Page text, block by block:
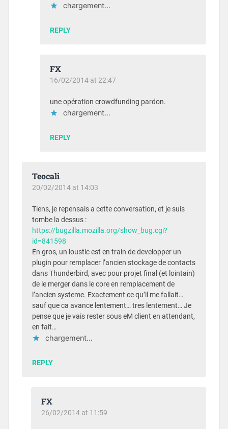
chargement…
REPLY
FX
16/02/2014 at 22:47
une opération crowdfunding pardon.
chargement…
REPLY
Teocali
20/02/2014 at 14:03
Tiens, je repensais a cette conversation, et je suis
tombe la dessus :
https://bugzilla.mozilla.org/show_bug.cgi?
id=841598
En gros, un loustic est en train de developper un
plugin pour remplacer l’ancien stockage de contacts
dans Thunderbird, avec pour projet final (et lointain)
de le merger dans le core en remplacement de
l’ancien systeme. Exactement ce qu’il me fallait…
sauf que ca avance lentement… tres lentement… Je
pense que je vais rester sous eM client en attendant,
en fait…
chargement…
REPLY
FX
26/02/2014 at 11:59